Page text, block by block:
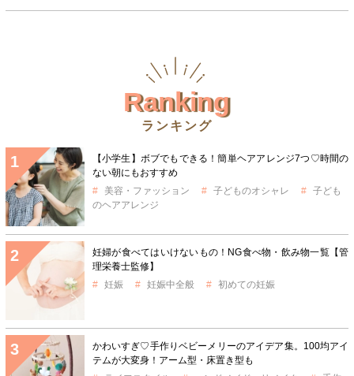
Ranking
ランキング
【小学生】ボブでもできる！簡単ヘアアレンジ7つ♡時間の
ない朝にもおすすめ
美容・ファッション
子どものオシャレ
子ども
のヘアアレンジ
妊婦が食べてはいけないもの！NG食べ物・飲み物一覧【管
理栄養士監修】
妊娠
妊娠中全般 初めての妊娠
かわいすぎ♡手作りベビーメリーのアイデア集。100均アイ
テムが大変身！アーム型・床置き型も